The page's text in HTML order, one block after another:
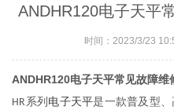
ANDHR120电子天平
时间：2023/3/23
ANDHR120电子天平常见故障维
HR 系列 电子天平是一款普及型